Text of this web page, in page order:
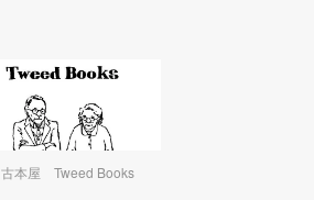
古本屋 Tweed Books